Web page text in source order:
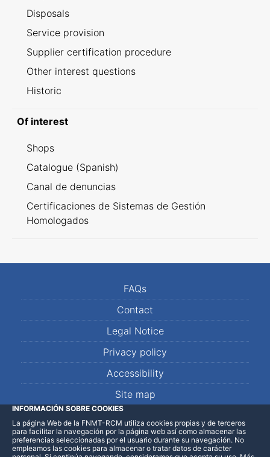
Disposals
Service provision
Supplier certification procedure
Other interest questions
Historic
Of interest
Shops
Catalogue (Spanish)
Canal de denuncias
Certificaciones de Sistemas de Gestión
Homologados
FAQs
Contact
Legal Notice
Privacy policy
Accessibility
Site map
LinkedInFacebookWhatsApp
INFORMACIÓN SOBRE COOKIES
La página Web de la FNMT-RCM utiliza cookies propias y de terceros
para facilitar la navegación por la página web así como almacenar las
preferencias seleccionadas por el usuario durante su navegación. No
empleamos las cookies para almacenar o tratar datos de carácter